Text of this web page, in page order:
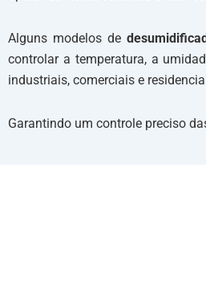
Alguns modelos de
controlar a temperatura, a
industriais, comerciais e
Garantindo um controle preciso